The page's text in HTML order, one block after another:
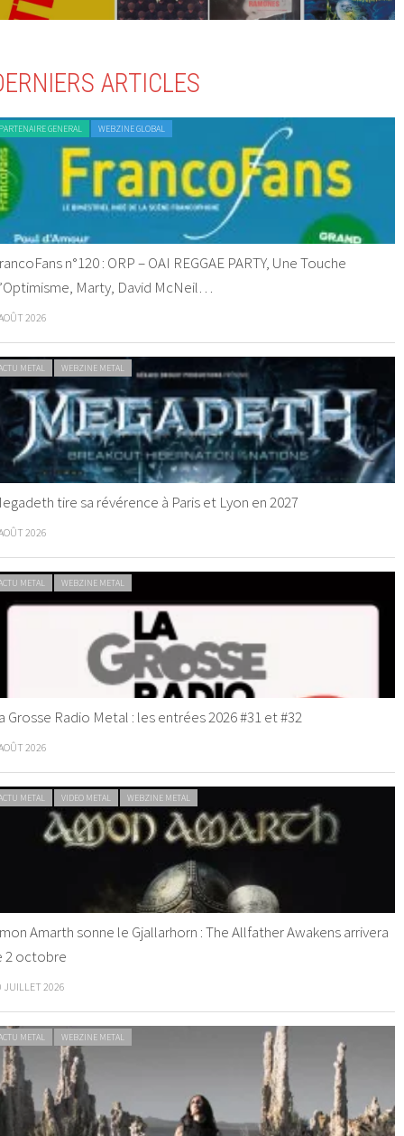
ARTICLES
GENERAL WEBZINE GLOBAL
n°120 : ORP – OAI REGGAE PARTY, Une Touche
Marty, David McNeil…
2026
METAL WEBZINE METAL
tire sa révérence à Paris et Lyon en 2027
2026
METAL WEBZINE METAL
Grosse Radio Metal : les entrées 2026 #31 et #32
2026
METAL VIDEO METAL WEBZINE METAL
Amarth sonne le Gjallarhorn : The Allfather Awakens arrivera
2 octobre
JUILLET 2026
METAL WEBZINE METAL